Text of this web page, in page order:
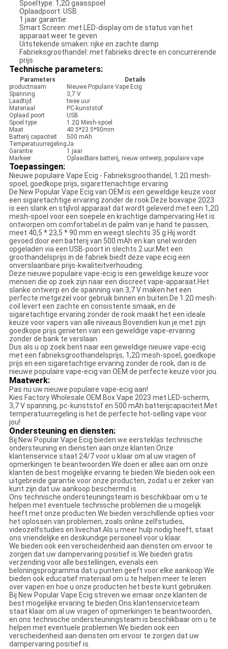
Spoeltype: 1,2Ω gaasspoel
Oplaadpoort: USB
1 jaar garantie
Smart Screen: met LED-display om de status van het
apparaat weer te geven
Uitstekende smaken: rijke en zachte damp
Fabrieksgroothandel: met fabrieks directe en concurrerende
prijs
Technische parameters:
Parameters
Details
productnaam
Nieuwe Populaire Vape Ecig
Spanning
3,7 V
Laadtijd
twee uur
Materiaal
PC-kunststof
Oplaad poort
USB
Spoel type
1.2Ω Mesh-spoel
Maat
40.5*23.5*90mm
Batterij capaciteit
500 mAh
TemperatuurregelingJa
Garantie
1 jaar
Markeer
Oplaadbare batterij, nieuw ontwerp, populaire vape
Toepassingen:
Nieuwe populaire Vape Ecig - Fabrieksgroothandel, 1.2Ω mesh-
spoel, goedkope prijs, sigarettenachtige ervaring
De New Popular Vape Ecig van OEM is een geweldige keuze voor
een sigaretachtige ervaring zonder de rook.Deze boxvape 2023
is een slank en stijlvol apparaat dat wordt geleverd met een 1,2Ω
mesh-spoel voor een soepele en krachtige dampervaring.Het is
ontworpen om comfortabel in de palm van je hand te passen,
meet 40,5 * 23,5 * 90 mm en weegt slechts 35 g.Hij wordt
gevoed door een batterij van 500 mAh en kan snel worden
opgeladen via een USB-poort in slechts 2 uur.Met een
groothandelsprijs in de fabriek biedt deze vape ecig een
onverslaanbare prijs-kwaliteitverhouding.
Deze nieuwe populaire vape-ecig is een geweldige keuze voor
mensen die op zoek zijn naar een discreet vape-apparaat.Het
slanke ontwerp en de spanning van 3,7 V maken het een
perfecte metgezel voor gebruik binnen en buiten.De 1.2Ω mesh-
coil levert een zachte en consistente smaak, en de
sigaretachtige ervaring zonder de rook maakt het een ideale
keuze voor vapers van alle niveaus.Bovendien kun je met zijn
goedkope prijs genieten van een geweldige vape-ervaring
zonder de bank te verslaan.
Dus als u op zoek bent naar een geweldige nieuwe vape-ecig
met een fabrieksgroothandelsprijs, 1,2Ω mesh-spoel, goedkope
prijs en een sigaretachtige ervaring zonder de rook, dan is de
nieuwe populaire vape-ecig van OEM de perfecte keuze voor jou.
Maatwerk:
Pas nu uw nieuwe populaire vape-ecig aan!
Kies Factory Wholesale OEM Box Vape 2023 met LED-scherm,
3,7 V spanning, pc-kunststof en 500 mAh batterijcapaciteit.Met
temperatuurregeling is het de perfecte hot-selling vape voor
jou!
Ondersteuning en diensten:
Bij New Popular Vape Ecig bieden we eersteklas technische
ondersteuning en diensten aan onze klanten.Onze
klantenservice staat 24/7 voor u klaar om al uw vragen of
opmerkingen te beantwoorden.We doen er alles aan om onze
klanten de best mogelijke ervaring te bieden.We bieden ook een
uitgebreide garantie voor onze producten, zodat u er zeker van
kunt zijn dat uw aankoop beschermd is.
Ons technische ondersteuningsteam is beschikbaar om u te
helpen met eventuele technische problemen die u mogelijk
heeft met onze producten.We bieden verschillende opties voor
het oplossen van problemen, zoals online zelfstudies,
videozelfstudies en livechat.Als u meer hulp nodig heeft, staat
ons vriendelijke en deskundige personeel voor u klaar.
We bieden ook een verscheidenheid aan diensten om ervoor te
zorgen dat uw dampervaring positief is.We bieden gratis
verzending voor alle bestellingen, evenals een
beloningsprogramma dat u punten geeft voor elke aankoop.We
bieden ook educatief materiaal om u te helpen meer te leren
over vapen en hoe u onze producten het beste kunt gebruiken.
Bij New Popular Vape Ecig streven we ernaar onze klanten de
best mogelijke ervaring te bieden.Ons klantenserviceteam
staat klaar om al uw vragen of opmerkingen te beantwoorden,
en ons technische ondersteuningsteam is beschikbaar om u te
helpen met eventuele problemen.We bieden ook een
verscheidenheid aan diensten om ervoor te zorgen dat uw
dampervaring positief is.